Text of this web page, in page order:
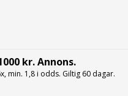
kr. Annons.
min. 1,8 i odds. Giltig 60 dagar.